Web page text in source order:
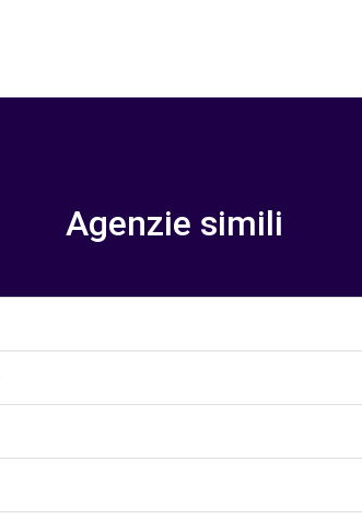
Agenzie simili